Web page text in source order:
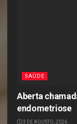
SAÚDE
Aberta
endometriose
3 DE AGOSTO, 2026